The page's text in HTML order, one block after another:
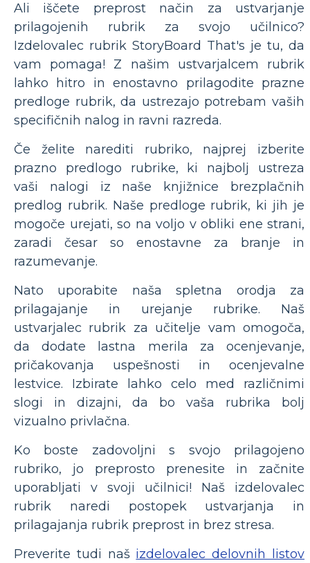
Ali iščete preprost način za ustvarjanje
prilagojenih rubrik za svojo učilnico?
Izdelovalec rubrik StoryBoard That's je tu, da
vam pomaga! Z našim ustvarjalcem rubrik
lahko hitro in enostavno prilagodite prazne
predloge rubrik, da ustrezajo potrebam vaših
specifičnih nalog in ravni razreda.
Če želite narediti rubriko, najprej izberite
prazno predlogo rubrike, ki najbolj ustreza
vaši nalogi iz naše knjižnice brezplačnih
predlog rubrik. Naše predloge rubrik, ki jih je
mogoče urejati, so na voljo v obliki ene strani,
zaradi česar so enostavne za branje in
razumevanje.
Nato uporabite naša spletna orodja za
prilagajanje in urejanje rubrike. Naš
ustvarjalec rubrik za učitelje vam omogoča,
da dodate lastna merila za ocenjevanje,
pričakovanja uspešnosti in ocenjevalne
lestvice. Izbirate lahko celo med različnimi
slogi in dizajni, da bo vaša rubrika bolj
vizualno privlačna.
Ko boste zadovoljni s svojo prilagojeno
rubriko, jo preprosto prenesite in začnite
uporabljati v svoji učilnici! Naš izdelovalec
rubrik naredi postopek ustvarjanja in
prilagajanja rubrik preprost in brez stresa.
Preverite tudi naš izdelovalec delovnih listov